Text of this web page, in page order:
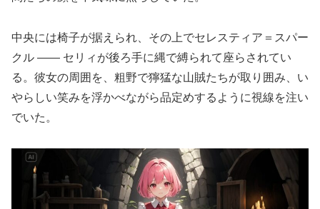
中央には椅子が据えられ、その上でセレスティア＝スパー
クル ―― セリィが後ろ手に縄で縛られて座らされてい
る。彼女の周囲を、粗野で獰猛な山賊たちが取り囲み、い
やらしい笑みを浮かべながら品定めするように視線を注い
でいた。